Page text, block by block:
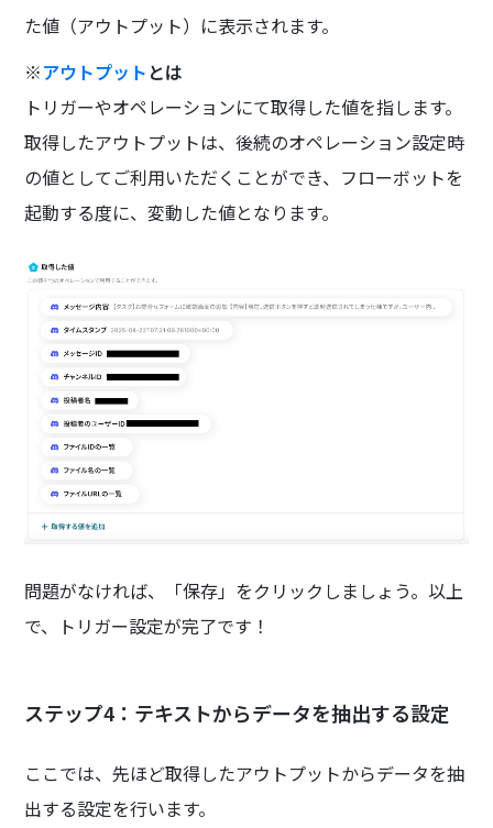
た値（アウトプット）に表示されます。
※アウトプット とは
トリガーやオペレーションにて取得した値を指します。
取得したアウトプットは、後続のオペレーション設定時
の値としてご利用いただくことができ、フローボットを
起動する度に、変動した値となります。
問題がなければ、「保存」をクリックしましょう。以上
で、トリガー設定が完了です！
ステップ4：テキストからデータを抽出する設定
ここでは、先ほど取得したアウトプットからデータを抽
出する設定を行います。